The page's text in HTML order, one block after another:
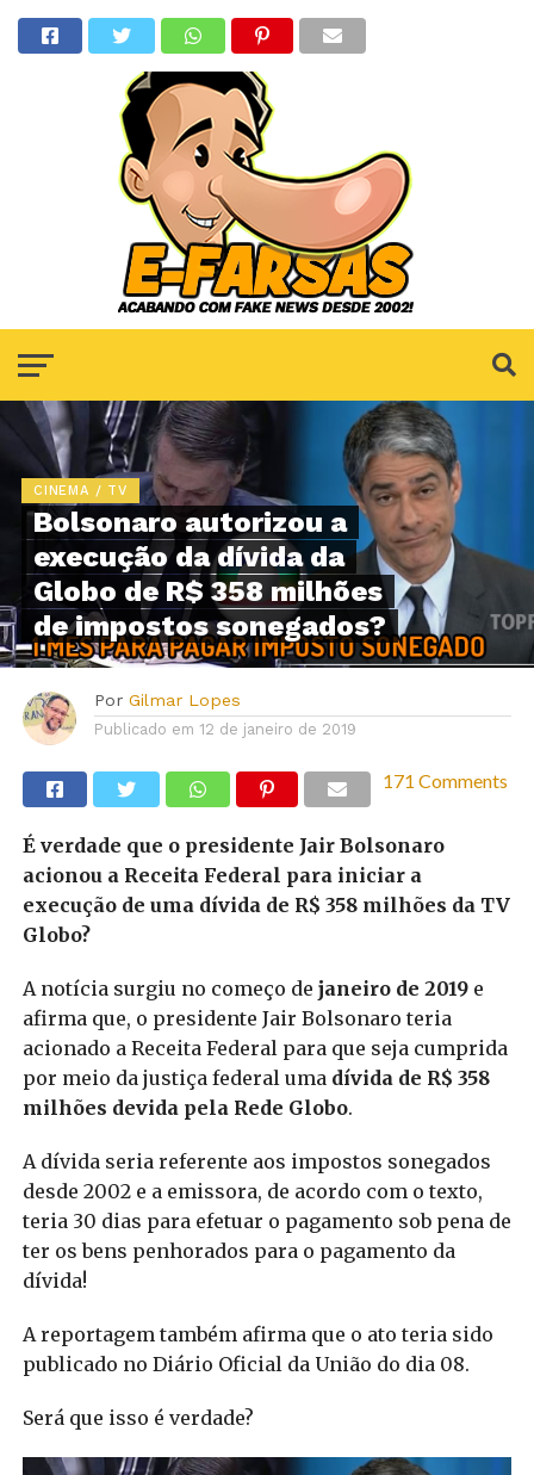
CINEMA / TV
Bolsonaro autorizou a
execução da dívida da
Globo de R$ 358 milhões
de impostos sonegados?
Por Gilmar Lopes
Publicado em 12 de janeiro de 2019
171 Comments
É verdade que o presidente Jair Bolsonaro
acionou a Receita Federal para iniciar a
execução de uma dívida de R$ 358 milhões da TV
Globo?
A notícia surgiu no começo de janeiro de 2019e
afirma que, o presidente Jair Bolsonaro teria
acionado a Receita Federal para que seja cumprida
por meio da justiça federal uma dívida de R$ 358
milhões devida pela Rede Globo.
A dívida seria referente aos impostos sonegados
desde 2002 e a emissora, de acordo com o texto,
teria 30 dias para efetuar o pagamento sob pena de
ter os bens penhorados para o pagamento da
dívida!
A reportagem também afirma que o ato teria sido
publicado no Diário Oficial da União do dia 08.
Será que isso é verdade?